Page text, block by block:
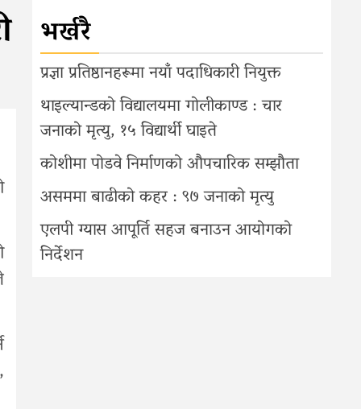
भर्खरै
प्रज्ञा प्रतिष्ठानहरूमा नयाँ पदाधिकारी नियुक्त
थाइल्यान्डको विद्यालयमा गोलीकाण्ड : चार
जनाको मृत्यु, १५ विद्यार्थी घाइते
कोशीमा पोडवे निर्माणको औपचारिक सम्झौता
असममा बाढीको कहर : ९७ जनाको मृत्यु
एलपी ग्यास आपूर्ति सहज बनाउन आयोगको
निर्देशन